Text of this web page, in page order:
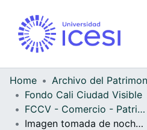
Home
Fondo Cali Ciudad Visible
FCCV - Comercio - Patrimonial
Imagen tomada de noche en el exterior de una tienda, donde hay algunos hombres sentados en una mesa